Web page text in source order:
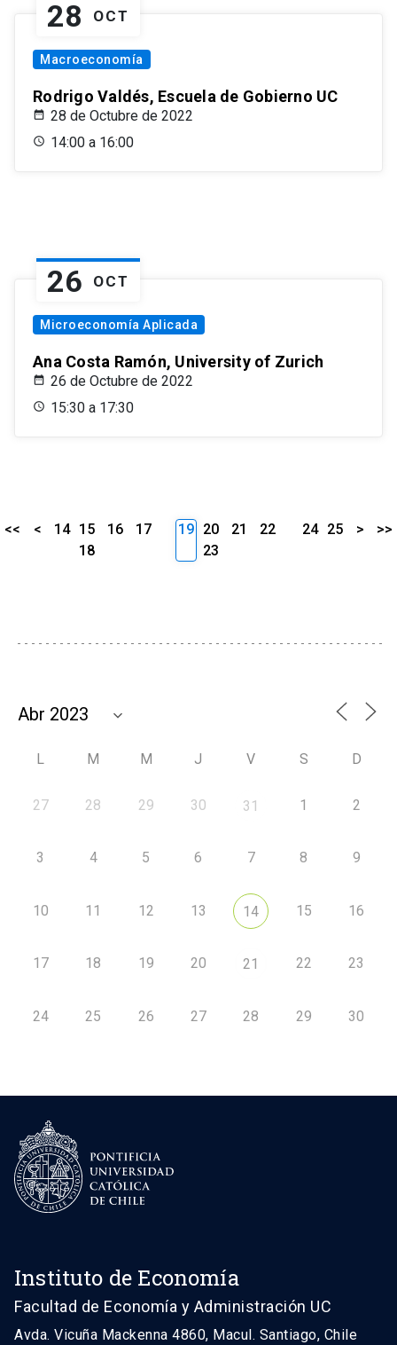
28 OCT
Macroeconomía
Rodrigo Valdés, Escuela de Gobierno UC
28 de Octubre de 2022
14:00 a 16:00
26 OCT
Microeconomía Aplicada
Ana Costa Ramón, University of Zurich
26 de Octubre de 2022
15:30 a 17:30
<< < 14 15 16
17
18
19 20 21
22
23
24 25 > >>
L M M J V S D
27 28 29 30 31 1 2
3 4 5 6 7 8 9
10 11 12 13 14 15 16
17 18 19 20 21 22 23
24 25 26 27 28 29 30
Instituto de Economía
Facultad de Economía y Administración UC
Avda. Vicuña Mackenna 4860, Macul. Santiago, Chile